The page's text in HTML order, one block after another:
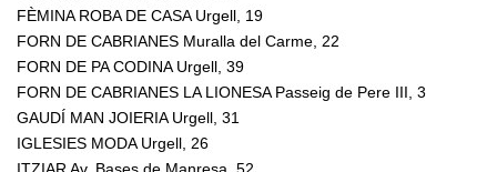
FÈMINA ROBA DE CASA Urgell, 19
FORN DE CABRIANES Muralla del Carme, 22
FORN DE PA CODINA Urgell, 39
FORN DE CABRIANES LA LIONESA Passeig de Pere III, 3
GAUDÍ MAN JOIERIA Urgell, 31
IGLESIES MODA Urgell, 26
ITZIAR Av. Bases de Manresa, 52